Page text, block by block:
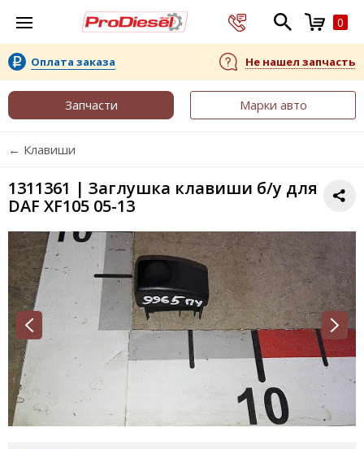
0
Оплата заказа Не нашел запчасть
Запчасти Марки авто
← Клавиши
1311361 | Заглушка клавиши б/у для
DAF XF105 05-13